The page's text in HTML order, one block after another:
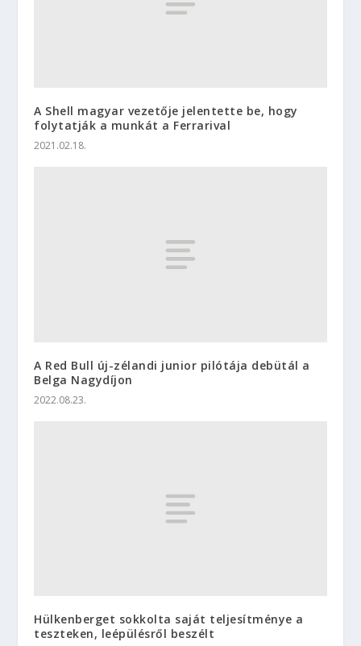
A Shell magyar vezetője jelentette be, hogy
folytatják a munkát a Ferrarival
2021.02.18.
A Red Bull új-zélandi junior pilótája debütál a
Belga Nagydíjon
2022.08.23.
Hülkenberget sokkolta saját teljesítménye a
teszteken, leépülésről beszélt